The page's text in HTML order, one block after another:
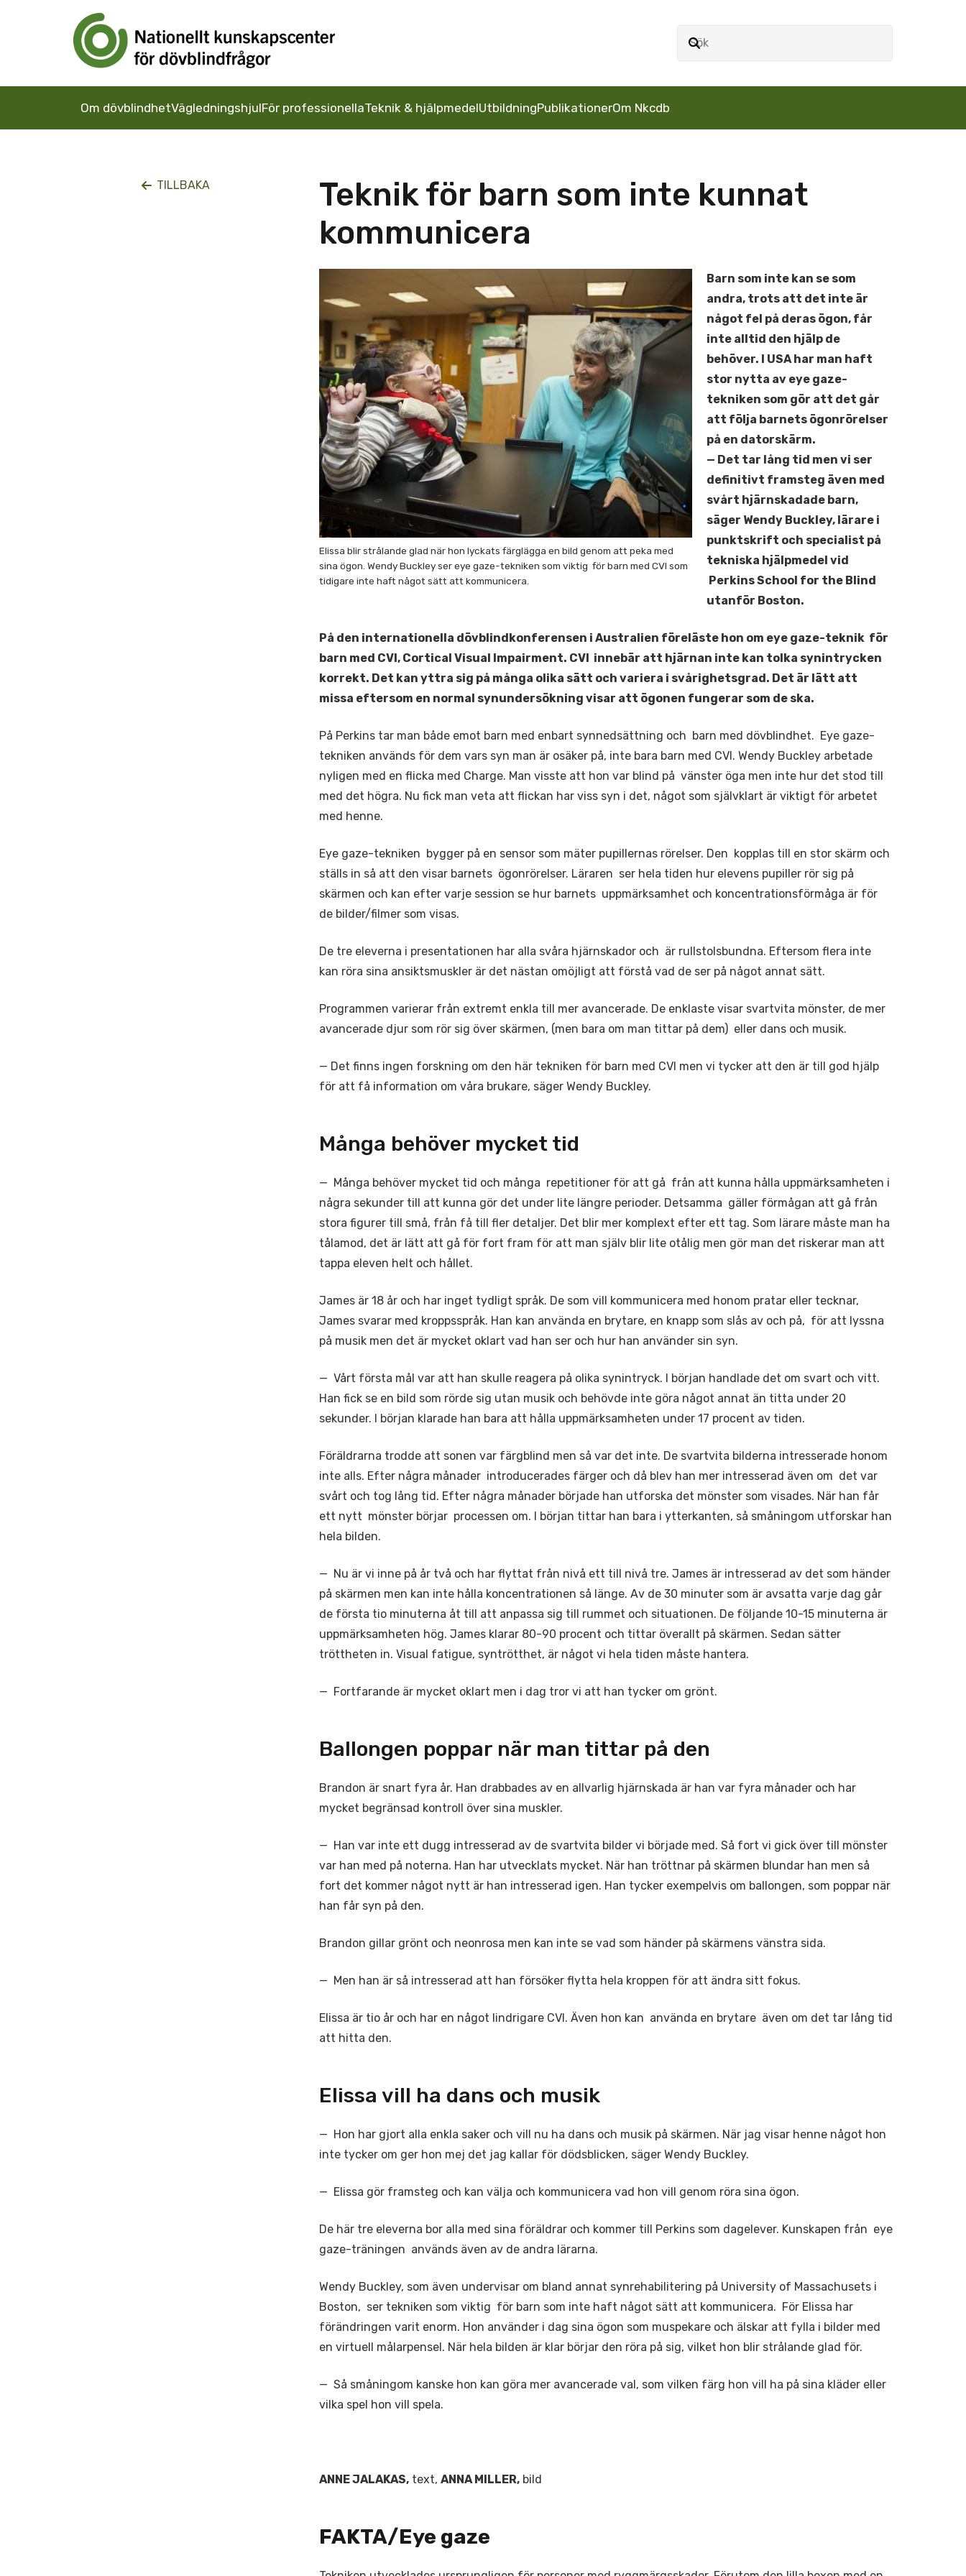
Om dövblindhetVägledningshjulFör professionellaTeknik & hjälpmedelUtbildningPublikationerOm Nkcdb
Teknik för barn som inte kunnat
kommunicera
Elissa blir strålande glad när hon lyckats färglägga en bild genom att peka med
sina ögon. Wendy Buckley ser eye gaze-tekniken som viktig för barn med CVI som
tidigare inte haft något sätt att kommunicera.
Barn som inte kan se som
andra, trots att det inte är
något fel på deras ögon, får
inte alltid den hjälp de
behöver. I USA har man haft
stor nytta av eye gaze-
tekniken som gör att det går
att följa barnets ögonrörelser
på en datorskärm.
— Det tar lång tid men vi ser
definitivt framsteg även med
svårt hjärnskadade barn,
säger Wendy Buckley, lärare i
punktskrift och specialist på
tekniska hjälpmedel vid
Perkins School for the Blind
utanför Boston.
På den internationella dövblindkonferensen i Australien föreläste hon om eye gaze-teknik för
barn med CVI, Cortical Visual Impairment. CVI innebär att hjärnan inte kan tolka synintrycken
korrekt. Det kan yttra sig på många olika sätt och variera i svårighetsgrad. Det är lätt att
missa eftersom en normal synundersökning visar att ögonen fungerar som de ska.
På Perkins tar man både emot barn med enbart synnedsättning och barn med dövblindhet. Eye gaze-
tekniken används för dem vars syn man är osäker på, inte bara barn med CVI. Wendy Buckley arbetade
nyligen med en flicka med Charge. Man visste att hon var blind på vänster öga men inte hur det stod till
med det högra. Nu fick man veta att flickan har viss syn i det, något som självklart är viktigt för arbetet
med henne.
Eye gaze-tekniken bygger på en sensor som mäter pupillernas rörelser. Den kopplas till en stor skärm och
ställs in så att den visar barnets ögonrörelser. Läraren ser hela tiden hur elevens pupiller rör sig på
skärmen och kan efter varje session se hur barnets uppmärksamhet och koncentrationsförmåga är för
de bilder/filmer som visas.
De tre eleverna i presentationen har alla svåra hjärnskador och är rullstolsbundna. Eftersom flera inte
kan röra sina ansiktsmuskler är det nästan omöjligt att förstå vad de ser på något annat sätt.
Programmen varierar från extremt enkla till mer avancerade. De enklaste visar svartvita mönster, de mer
avancerade djur som rör sig över skärmen, (men bara om man tittar på dem) eller dans och musik.
— Det finns ingen forskning om den här tekniken för barn med CVI men vi tycker att den är till god hjälp
för att få information om våra brukare, säger Wendy Buckley.
Många behöver mycket tid
— Många behöver mycket tid och många repetitioner för att gå från att kunna hålla uppmärksamheten i
några sekunder till att kunna gör det under lite längre perioder. Detsamma gäller förmågan att gå från
stora figurer till små, från få till fler detaljer. Det blir mer komplext efter ett tag. Som lärare måste man ha
tålamod, det är lätt att gå för fort fram för att man själv blir lite otålig men gör man det riskerar man att
tappa eleven helt och hållet.
James är 18 år och har inget tydligt språk. De som vill kommunicera med honom pratar eller tecknar,
James svarar med kroppsspråk. Han kan använda en brytare, en knapp som slås av och på, för att lyssna
på musik men det är mycket oklart vad han ser och hur han använder sin syn.
— Vårt första mål var att han skulle reagera på olika synintryck. I början handlade det om svart och vitt.
Han fick se en bild som rörde sig utan musik och behövde inte göra något annat än titta under 20
sekunder. I början klarade han bara att hålla uppmärksamheten under 17 procent av tiden.
Föräldrarna trodde att sonen var färgblind men så var det inte. De svartvita bilderna intresserade honom
inte alls. Efter några månader introducerades färger och då blev han mer intresserad även om det var
svårt och tog lång tid. Efter några månader började han utforska det mönster som visades. När han får
ett nytt mönster börjar processen om. I början tittar han bara i ytterkanten, så småningom utforskar han
hela bilden.
— Nu är vi inne på år två och har flyttat från nivå ett till nivå tre. James är intresserad av det som händer
på skärmen men kan inte hålla koncentrationen så länge. Av de 30 minuter som är avsatta varje dag går
de första tio minuterna åt till att anpassa sig till rummet och situationen. De följande 10-15 minuterna är
uppmärksamheten hög. James klarar 80-90 procent och tittar överallt på skärmen. Sedan sätter
tröttheten in. Visual fatigue, syntrötthet, är något vi hela tiden måste hantera.
— Fortfarande är mycket oklart men i dag tror vi att han tycker om grönt.
Ballongen poppar när man tittar på den
Brandon är snart fyra år. Han drabbades av en allvarlig hjärnskada är han var fyra månader och har
mycket begränsad kontroll över sina muskler.
— Han var inte ett dugg intresserad av de svartvita bilder vi började med. Så fort vi gick över till mönster
var han med på noterna. Han har utvecklats mycket. När han tröttnar på skärmen blundar han men så
fort det kommer något nytt är han intresserad igen. Han tycker exempelvis om ballongen, som poppar när
han får syn på den.
Brandon gillar grönt och neonrosa men kan inte se vad som händer på skärmens vänstra sida.
— Men han är så intresserad att han försöker flytta hela kroppen för att ändra sitt fokus.
Elissa är tio år och har en något lindrigare CVI. Även hon kan använda en brytare även om det tar lång tid
att hitta den.
Elissa vill ha dans och musik
— Hon har gjort alla enkla saker och vill nu ha dans och musik på skärmen. När jag visar henne något hon
inte tycker om ger hon mej det jag kallar för dödsblicken, säger Wendy Buckley.
— Elissa gör framsteg och kan välja och kommunicera vad hon vill genom röra sina ögon.
De här tre eleverna bor alla med sina föräldrar och kommer till Perkins som dagelever. Kunskapen från eye
gaze-träningen används även av de andra lärarna.
Wendy Buckley, som även undervisar om bland annat synrehabilitering på University of Massachusets i
Boston, ser tekniken som viktig för barn som inte haft något sätt att kommunicera. För Elissa har
förändringen varit enorm. Hon använder i dag sina ögon som muspekare och älskar att fylla i bilder med
en virtuell målarpensel. När hela bilden är klar börjar den röra på sig, vilket hon blir strålande glad för.
— Så småningom kanske hon kan göra mer avancerade val, som vilken färg hon vill ha på sina kläder eller
vilka spel hon vill spela.
ANNE JALAKAS, text, ANNA MILLER, bild
FAKTA/Eye gaze
TILLBAKA